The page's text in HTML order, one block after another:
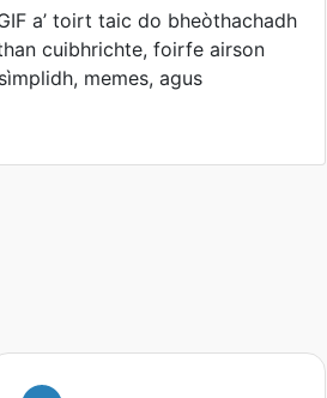
a’ toirt taic do bheòthachadh
cuibhrichte, foirfe airson
memes, agus